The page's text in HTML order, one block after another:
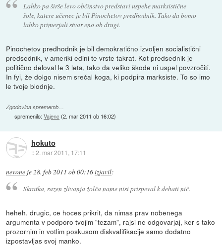
Lahko pa širše levo občinstvo predstavi uspehe marksistične
šole, katere učenec je bil Pinochetov predhodnik. Tako da bomo
lahko primerjali stvar eno ob drugi.
Pinochetov predhodnik je bil demokratično izvoljen socialistični
predsednik, v ameriki edini te vrste takrat. Kot predsednik je
politično deloval le 3 leta, tako da veliko škode ni uspel povzročiti.
In fyi, že dolgo nisem srečal koga, ki podpira marksiste. To so imo
le tvoje blodnje.
Zgodovina sprememb…
spremenilo:Vajenc (2. mar 2011 ob 16:02)
hokuto
::2. mar 2011, 17:11
nevone je28. feb 2011 ob 00:16izjavil:
Skratka, razen zlivanja žolča name nisi prispeval k debati nič.
heheh. drugic, ce hoces prikrit, da nimas prav nobenega
argumenta v podporo tvojim "tezam", rajsi ne odgovarjaj, ker s tako
prozornim in votlim poskusom diskvalifikacije samo dodatno
izpostavljas svoj manko.